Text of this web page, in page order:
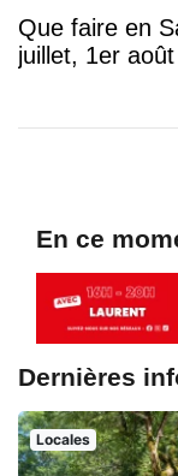
Que faire en
En ce
Dernières
Locales